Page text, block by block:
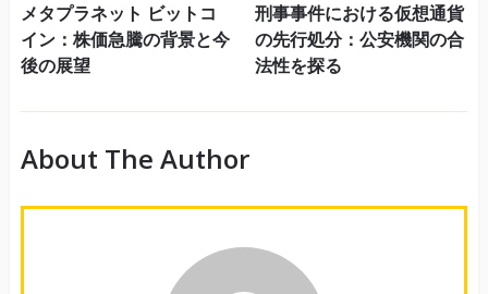
メタプラネット ビットコ
イン：株価急騰の背景と今
後の展望
刑事事件における仮想通貨
の先行処分：公安機関の合
法性を探る
About The Author